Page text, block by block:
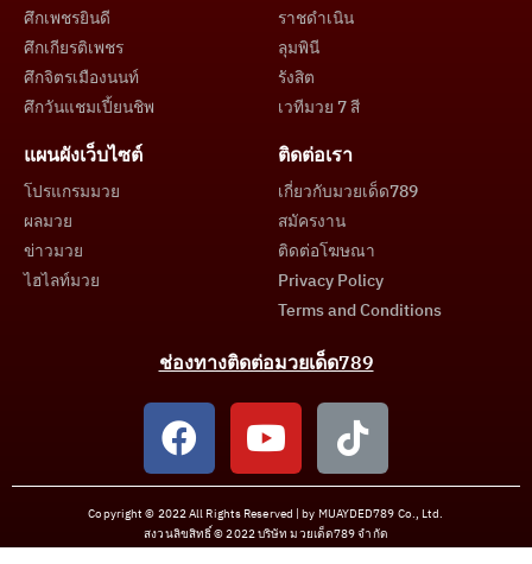
ศึกเพชรยินดี
ศึกเกียรติเพชร
ศึกจิตรเมืองนนท์
ศึกวันแชมเปี้ยนชิพ
ราชดำเนิน
ลุมพินี
รังสิต
เวทีมวย 7 สี
แผนผังเว็บไซต์
โปรแกรมมวย
ผลมวย
ข่าวมวย
ไฮไลท์มวย
ติดต่อเรา
เกี่ยวกับมวยเด็ด789
สมัครงาน
ติดต่อโฆษณา
Privacy Policy
Terms and Conditions
ช่องทางติดต่อมวยเด็ด789
Copyright © 2022 All Rights Reserved | by MUAYDED789 Co., Ltd.
สงวนลิขสิทธิ์ © 2022 บริษัท มวยเด็ด789 จำกัด